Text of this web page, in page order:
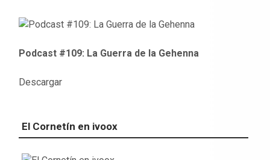
Podcast #109: La Guerra de la Gehenna
Descargar
El Cornetín en ivoox